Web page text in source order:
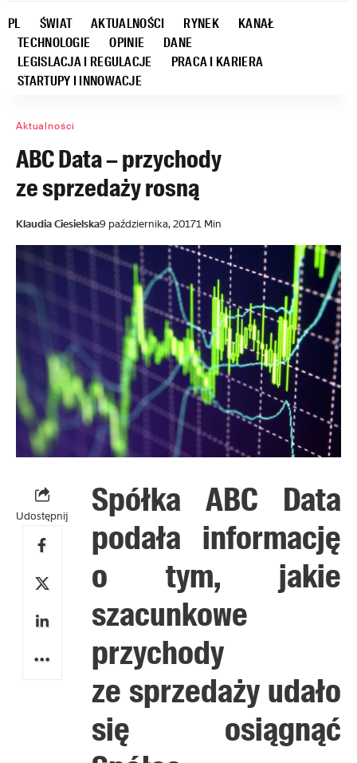
PL ŚWIAT AKTUALNOŚCI RYNEK
KANAŁ
TECHNOLOGIE
OPINIE
DANE
LEGISLACJA I REGULACJE
PRACA I KARIERA
STARTUPY I INNOWACJE
Aktualności
ABC Data – przychody
ze sprzedaży rosną
Klaudia Ciesielska9 października, 20171 Min
Udostępnij
Spółka ABC Data
podała informację
o tym, jakie
szacunkowe
przychody
ze sprzedaży udało
się osiągnąć